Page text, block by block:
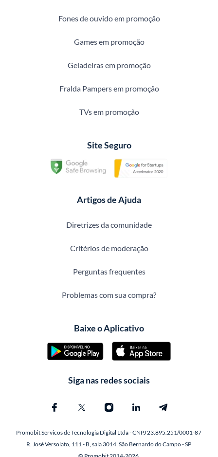
Fones de ouvido em promoção
Games em promoção
Geladeiras em promoção
Fralda Pampers em promoção
TVs em promoção
Site Seguro
Artigos de Ajuda
Diretrizes da comunidade
Critérios de moderação
Perguntas frequentes
Problemas com sua compra?
Baixe o Aplicativo
Siga nas redes sociais
Promobit Servicos de Tecnologia Digital Ltda - CNPJ 23.895.251/0001-87
R. José Versolato, 111 - B, sala 3014, São Bernardo do Campo - SP